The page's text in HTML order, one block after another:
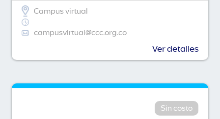
Campus virtual
campusvirtual@ccc.org.co
Ver detalles
Sin costo